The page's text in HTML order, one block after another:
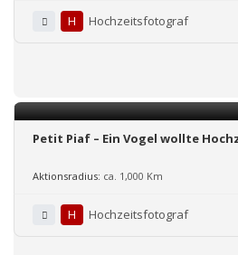
H Hochzeitsfotograf
Petit Piaf – Ein Vogel wollte
Aktionsradius: ca. 1,000 Km
H Hochzeitsfotograf